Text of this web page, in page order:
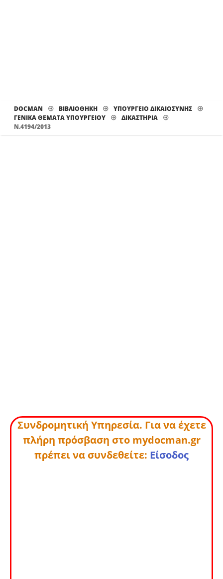
DOCMAN ΒΙΒΛΙΟΘΗΚΗ
ΥΠΟΥΡΓΕΙΟ ΔΙΚΑΙΟΣΥΝΗΣ
ΓΕΝΙΚΑ ΘΕΜΑΤΑ ΥΠΟΥΡΓΕΙΟΥ
ΔΙΚΑΣΤΉΡΙΑ
Ν.4194/2013
Συνδρομητική Υπηρεσία. Για να έχετε
πλήρη πρόσβαση στο mydocman.gr
πρέπει να συνδεθείτε: Είσοδος